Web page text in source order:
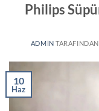
Philips
ADMIN TARAFINDAN
10
Haz